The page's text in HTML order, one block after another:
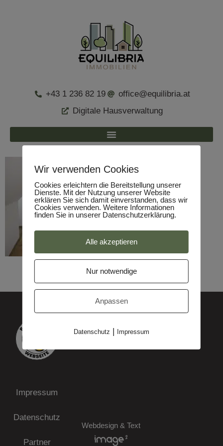
+43 1 236 82 19
office@equilibria.at
Digitale Hausverwaltung
Impressum
Datenschutz
Partner
Webdesign & Text
Wir verwenden Cookies
Cookies erleichtern die Bereitstellung unserer
Dienste. Mit der Nutzung unserer Website
erklären Sie sich damit einverstanden, dass wir
Cookies verwenden. Weitere Informationen
finden Sie in unserer Datenschutzerklärung.
Alle akzeptieren
Nur notwendige
Anpassen
Datenschutz | Impressum